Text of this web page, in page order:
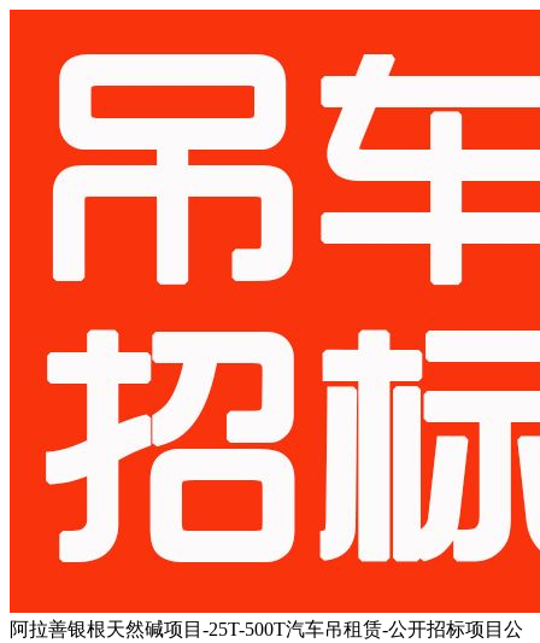
阿拉善银根天然碱项目-25T-500T汽车吊租赁-公开招标项目公